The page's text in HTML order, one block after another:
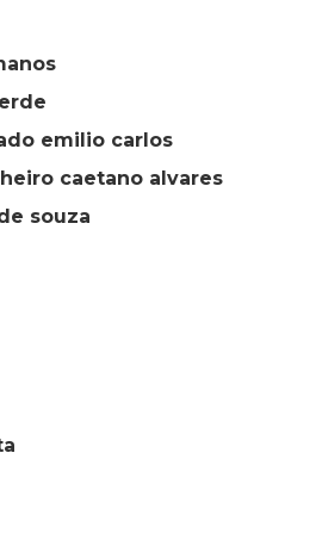
emilio carlos
caetano alvares
souza